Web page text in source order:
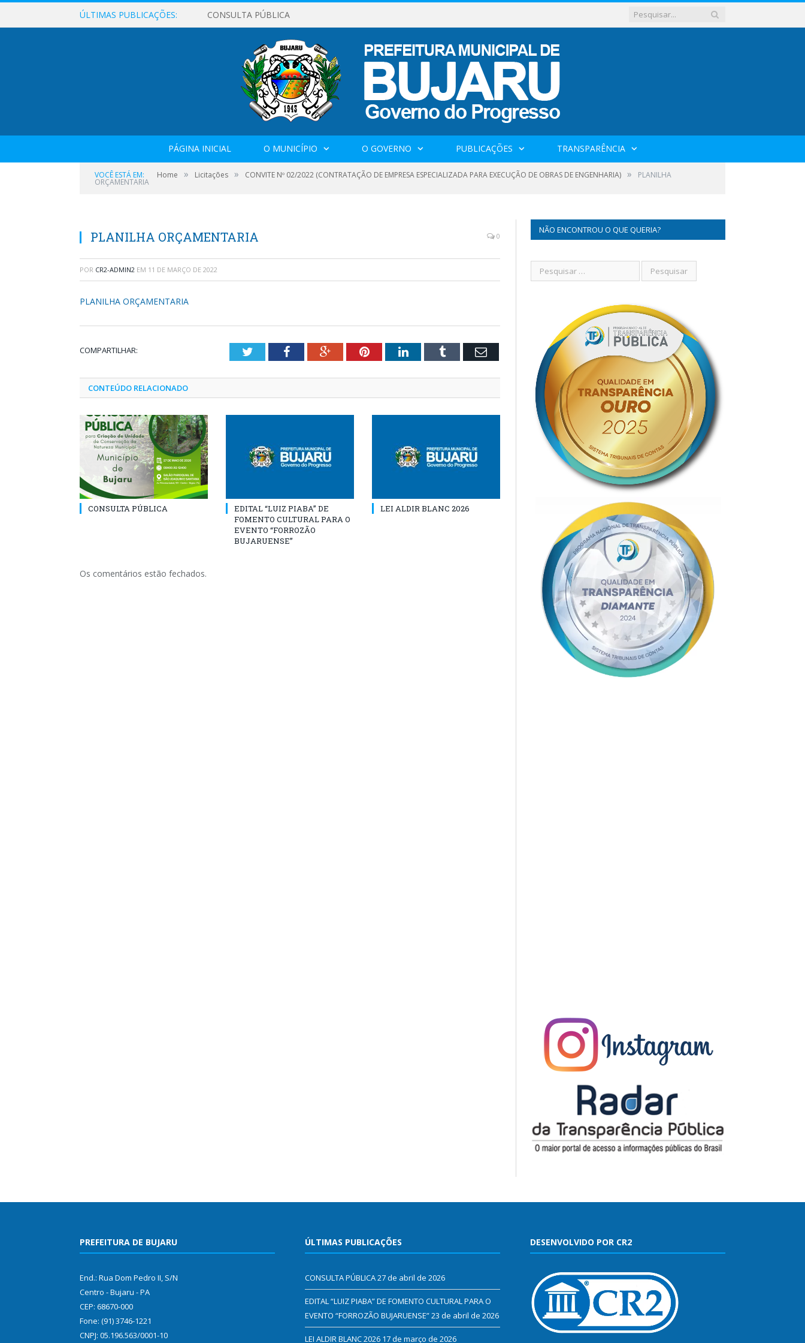
ÚLTIMAS PUBLICAÇÕES: CONSULTA PÚBLICA
PÁGINA INICIAL O MUNICÍPIO O GOVERNO PUBLICAÇÕES TRANSPARÊNCIA
VOCÊ ESTÁ EM: Home » Licitações » CONVITE Nº 02/2022 (CONTRATAÇÃO DE EMPRESA ESPECIALIZADA PARA EXECUÇÃO DE OBRAS DE ENGENHARIA) » PLANILHA
ORÇAMENTARIA
PLANILHA ORÇAMENTARIA 0
POR CR2-ADMIN2 EM 11 DE MARÇO DE 2022
PLANILHA ORÇAMENTARIA
COMPARTILHAR: TwitterFacebookGoogle+PinterestLinkedInTumblr Email
CONTEÚDO RELACIONADO
CONSULTA PÚBLICA
EDITAL “LUIZ PIABA” DE
FOMENTO CULTURAL PARA O
EVENTO “FORROZÃO
BUJARUENSE”
LEI ALDIR BLANC 2026
Os comentários estão fechados.
NÃO ENCONTROU O QUE QUERIA?
PREFEITURA DE BUJARU
End.: Rua Dom Pedro II, S/N
Centro - Bujaru - PA
CEP: 68670-000
Fone: (91) 3746-1221
CNPJ: 05.196.563/0001-10
ÚLTIMAS PUBLICAÇÕES
CONSULTA PÚBLICA27 de abril de 2026
EDITAL “LUIZ PIABA” DE FOMENTO CULTURAL PARA O
EVENTO “FORROZÃO BUJARUENSE”23 de abril de 2026
LEI ALDIR BLANC 2026 17 de março de 2026
DESENVOLVIDO POR CR2